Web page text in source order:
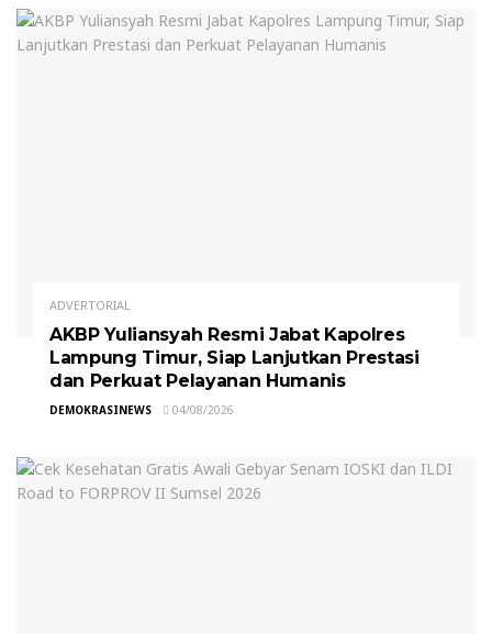
ADVERTORIAL
AKBP Yuliansyah Resmi Jabat Kapolres
Lampung Timur, Siap Lanjutkan Prestasi
dan Perkuat Pelayanan Humanis
DEMOKRASINEWS 04/08/2026